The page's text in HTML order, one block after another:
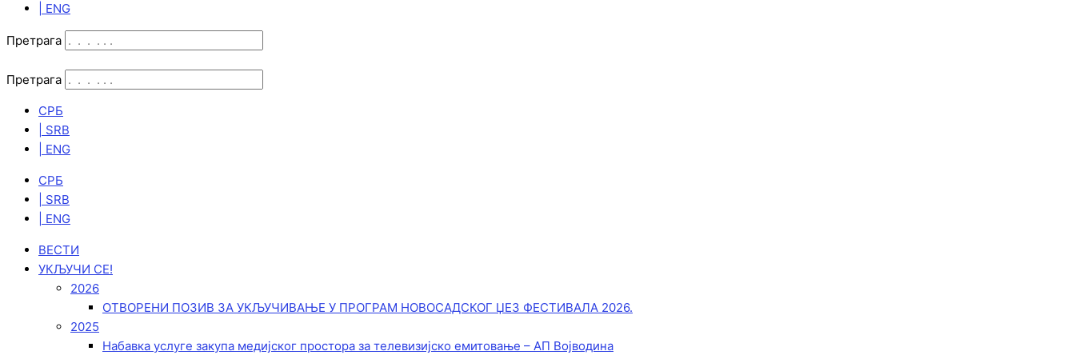
| ENG
Претрага
Претрага
СРБ
| SRB
| ENG
СРБ
| SRB
| ENG
ВЕСТИ
УКЉУЧИ СЕ!
2026
ОТВОРЕНИ ПОЗИВ ЗА УКЉУЧИВАЊЕ У ПРОГРАМ НОВОСАДСКОГ ЏЕЗ ФЕСТИВАЛА 2026.
2025
Набавка услуге закупа медијског простора за телевизијско емитовање – АП Војводинa